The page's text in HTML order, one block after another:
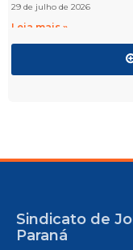
29 de julho de 2026
Leia mais »
Sindicato de
Paraná